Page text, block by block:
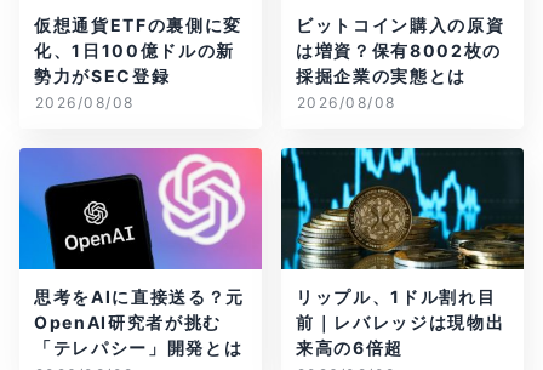
仮想通貨ETFの裏側に変
化、1日100億ドルの新
勢力がSEC登録
2026/08/08
ビットコイン購入の原資
は増資？保有8002枚の
採掘企業の実態とは
2026/08/08
思考をAIに直接送る？元
OpenAI研究者が挑む
「テレパシー」開発とは
リップル、1ドル割れ目
前｜レバレッジは現物出
来高の6倍超